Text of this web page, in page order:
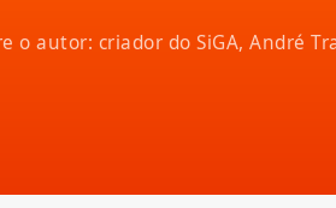
o autor: criador do SiGA, André